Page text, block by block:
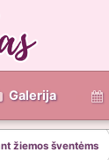
Galerija
žiemos šventėms